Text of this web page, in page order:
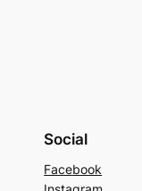
Social
Facebook